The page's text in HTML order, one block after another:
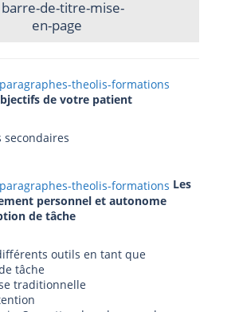
de votre patient
secondaires
Les
personnel et autonome
de tâche
outils en tant que
tâche
traditionnelle